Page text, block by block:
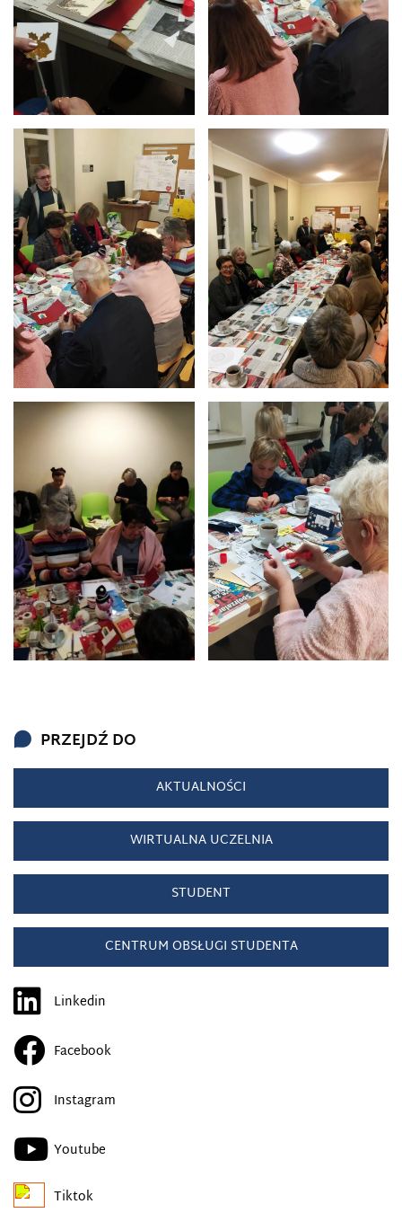
PRZEJDŹ DO
AKTUALNOŚCI
WIRTUALNA UCZELNIA
STUDENT
CENTRUM OBSŁUGI STUDENTA
Linkedin
Facebook
Instagram
Youtube
Tiktok